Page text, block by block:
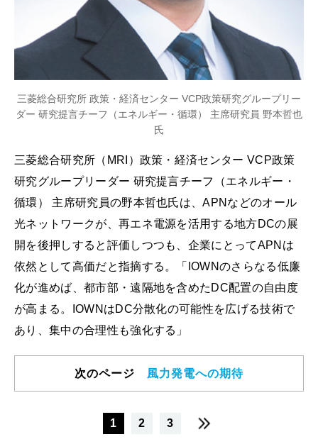
三菱総合研究所 政策・経済センター VCP政策研究グループリー
ダー 研究提言チーフ（エネルギー・循環） 主席研究員 野本哲也
氏
三菱総合研究所（MRI）政策・経済センター VCP政策
研究グループリーダー 研究提言チーフ（エネルギー・
循環） 主席研究員の野本哲也氏は、APNなどのオール
光ネットワークが、再エネ電源を活用する地方DCの展
開を後押しすると評価しつつも、企業にとってAPNは
依然として高価だと指摘する。「IOWNのさらなる低廉
化が進めば、都市部・遠隔地を含めたDC配置の自由度
が高まる。IOWNはDC分散化の可能性を広げる技術で
あり、集中の合理性も強化する」
次のページ 風力発電への期待
1 2 3